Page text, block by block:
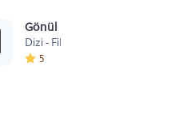
Gönül Dağı Duygusal
Dizi - Film
5